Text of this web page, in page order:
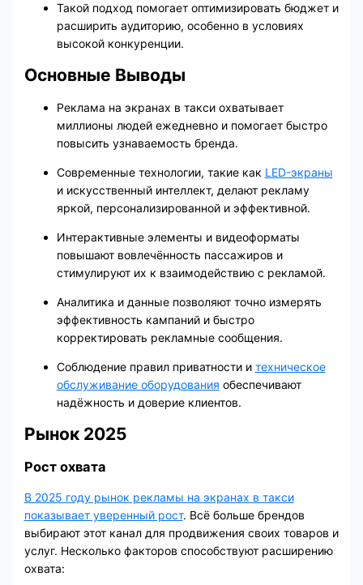
Такой подход помогает оптимизировать бюджет и
расширить аудиторию, особенно в условиях
высокой конкуренции.
Основные Выводы
Реклама на экранах в такси охватывает
миллионы людей ежедневно и помогает быстро
повысить узнаваемость бренда.
Современные технологии, такие как LED-экраны
и искусственный интеллект, делают рекламу
яркой, персонализированной и эффективной.
Интерактивные элементы и видеоформаты
повышают вовлечённость пассажиров и
стимулируют их к взаимодействию с рекламой.
Аналитика и данные позволяют точно измерять
эффективность кампаний и быстро
корректировать рекламные сообщения.
Соблюдение правил приватности и техническое
обслуживание оборудования обеспечивают
надёжность и доверие клиентов.
Рынок 2025
Рост охвата
В 2025 году рынок рекламы на экранах в такси
показывает уверенный рост. Всё больше брендов
выбирают этот канал для продвижения своих товаров и
услуг. Несколько факторов способствуют расширению
охвата: